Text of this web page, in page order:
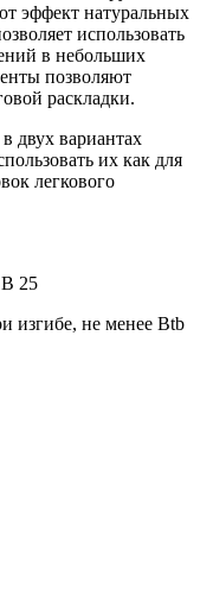
эффект натуральных
использовать
в небольших
позволяют
раскладки.
двух вариантах
их как для
легкового
В 25
изгибе, не менее Вtb